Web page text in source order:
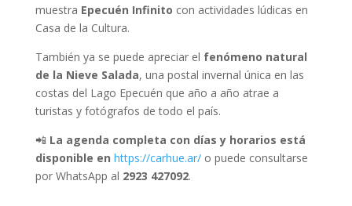
muestra Epecuén Infinito con actividades lúdicas en
Casa de la Cultura.
También ya se puede apreciar el fenómeno natural
de la Nieve Salada, una postal invernal única en las
costas del Lago Epecuén que año a año atrae a
turistas y fotógrafos de todo el país.
📲 La agenda completa con días y horarios está
disponible en https://carhue.ar/o puede consultarse
por WhatsApp al 2923 427092.